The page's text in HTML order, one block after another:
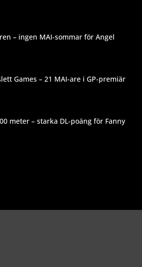
– ingen MAI-sommar för Angel
Games – 21 MAI-are i GP-premiär
meter – starka DL-poäng för Fanny